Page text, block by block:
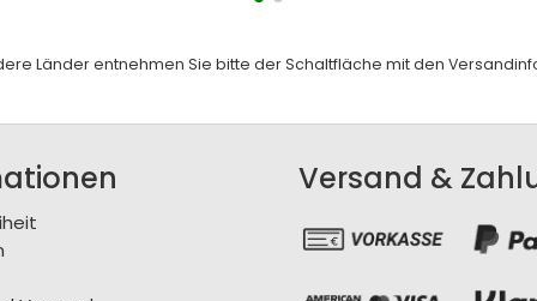
Länder entnehmen Sie bitte der Schaltfläche mit den
Versand &